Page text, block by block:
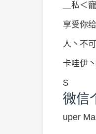
＿私＜
享受你
人丶不
卡哇伊
S
微信
uper